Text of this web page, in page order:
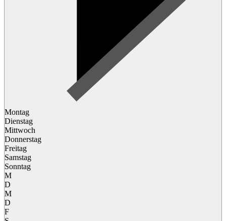
Montag
Dienstag
Mittwoch
Donnerstag
Freitag
Samstag
Sonntag
M
D
M
D
F